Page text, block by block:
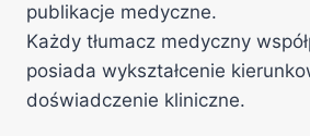
publikacje medyczne.
Każdy tłumacz medyczny
posiada wykształcenie
doświadczenie kliniczne.